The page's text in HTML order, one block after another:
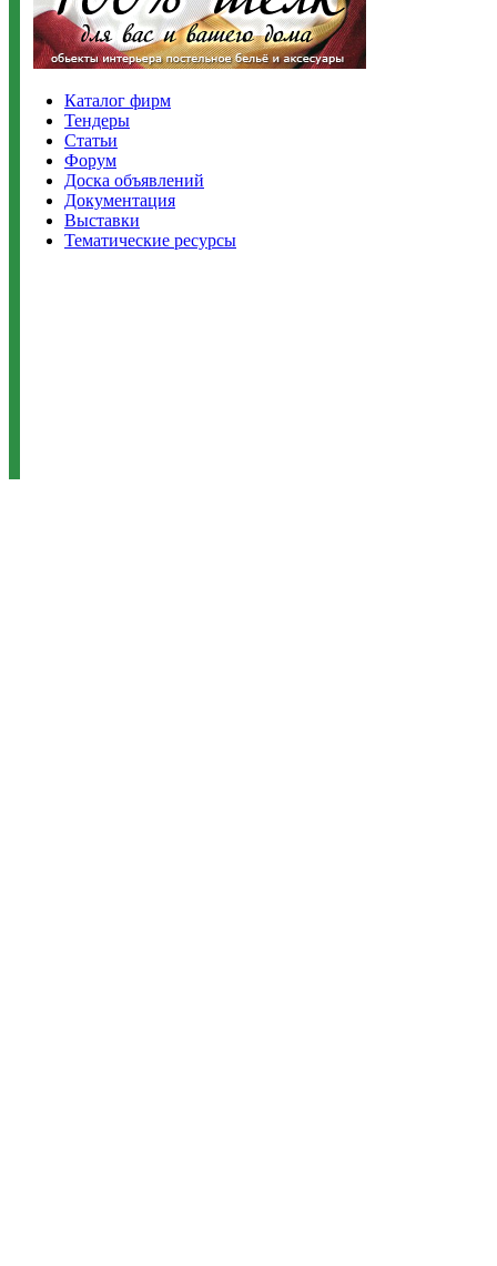
Каталог фирм
Тендеры
Статьи
Форум
Доска объявлений
Документация
Выставки
Тематические ресурсы